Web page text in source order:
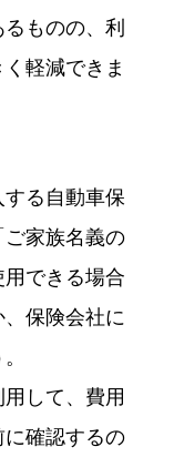
ものの、利
軽減できま
る自動車保
家族名義の
できる場合
保険会社に
して、費用
確認するの